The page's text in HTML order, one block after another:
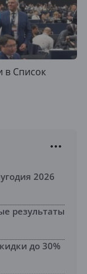
в Список
2026
результаты
до 30%